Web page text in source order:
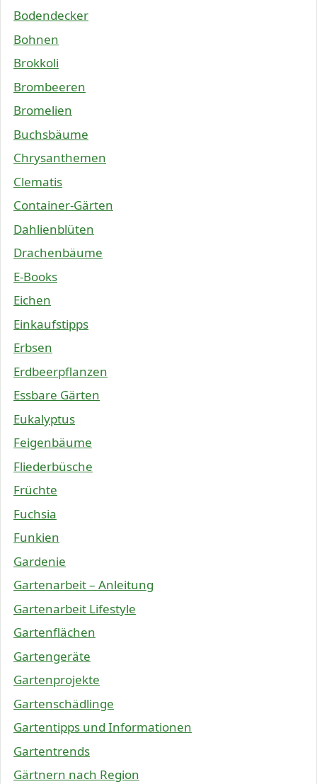
Bodendecker
Bohnen
Brokkoli
Brombeeren
Bromelien
Buchsbäume
Chrysanthemen
Clematis
Container-Gärten
Dahlienblüten
Drachenbäume
E-Books
Eichen
Einkaufstipps
Erbsen
Erdbeerpflanzen
Essbare Gärten
Eukalyptus
Feigenbäume
Fliederbüsche
Früchte
Fuchsia
Funkien
Gardenie
Gartenarbeit – Anleitung
Gartenarbeit Lifestyle
Gartenflächen
Gartengeräte
Gartenprojekte
Gartenschädlinge
Gartentipps und Informationen
Gartentrends
Gärtnern nach Region